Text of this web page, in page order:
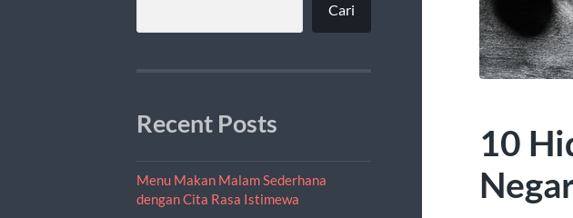
Cari
Recent Posts
Menu Makan Malam Sederhana
dengan Cita Rasa Istimewa
10